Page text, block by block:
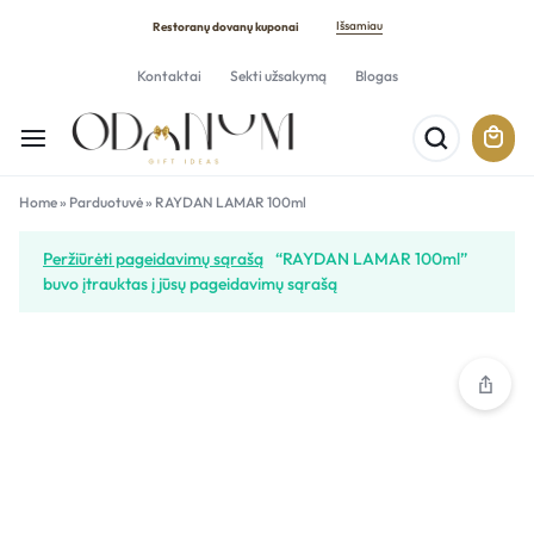
Restoranų dovanų kuponai Išsamiau
Kontaktai Sekti užsakymą Blogas
Home» Parduotuvė» RAYDAN LAMAR 100ml
Peržiūrėti pageidavimų sąrašą “RAYDAN LAMAR 100ml”
buvo įtrauktas į jūsų pageidavimų sąrašą